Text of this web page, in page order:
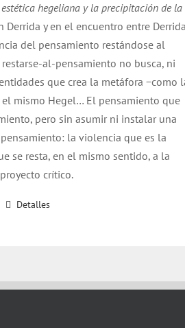
era:
$ 15.000.
es:
$ 8.000.
hegeliana y la precipitación de la
Derrida y en el encuentro entre
del pensamiento restándose al
restarse-al-pensamiento no busca, ni
que crea la metáfora −como
el mismo Hegel… El pensamiento que
pero sin asumir ni instalar una
la violencia que es la
se resta, en el mismo sentido, a la
crítico.
Detalles